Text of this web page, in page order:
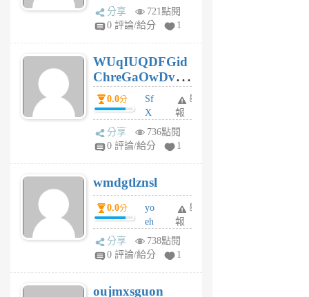
jt
gl
個
月
前
分享
721點閱
0 評論/給分
1
WUqIUQDFGid
ChreGaOwDv
dY0.0分
Sf
X
Pe
Jc
R
P
m
v
A
V
個
舉
報
分享
736點閱
0 評論/給分
1
wmdgtlznsl
0.0分
yo
eh
ld
gy
個
舉
報
分享
738點閱
0 評論/給分
1
oujmxsguon